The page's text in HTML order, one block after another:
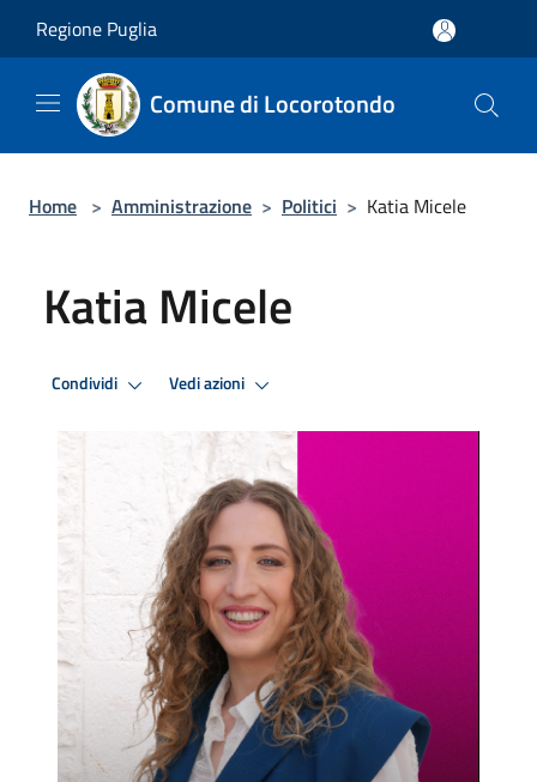
Regione Puglia
Comune di Locorotondo
Home > Amministrazione > Politici > Katia Micele
Katia Micele
Condividi Vedi azioni